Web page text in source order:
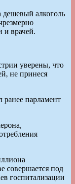
дешевый алкоголь
и врачей.
уверены, что
не принеся
парламент
совершается под
госпитализации